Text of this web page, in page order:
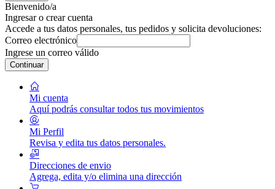
Bienvenido/a
Ingresar o crear cuenta
Accede a tus datos personales, tus pedidos y solicita devoluciones:
Correo electrónico
Ingrese un correo válido
Continuar
Mi cuenta
Aquí podrás consultar todos tus movimientos
Mi Perfil
Revisa y edita tus datos personales.
Direcciones de envio
Agrega, edita y/o elimina una dirección